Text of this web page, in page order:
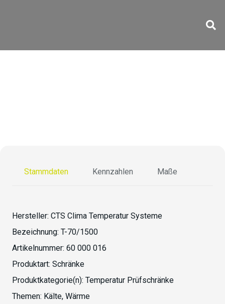
Stammdaten Kennzahlen Maße
Hersteller: CTS Clima Temperatur Systeme
Bezeichnung: T-70/1500
Artikelnummer: 60 000 016
Produktart: Schränke
Produktkategorie(n): Temperatur Prüfschränke
Themen: Kälte, Wärme